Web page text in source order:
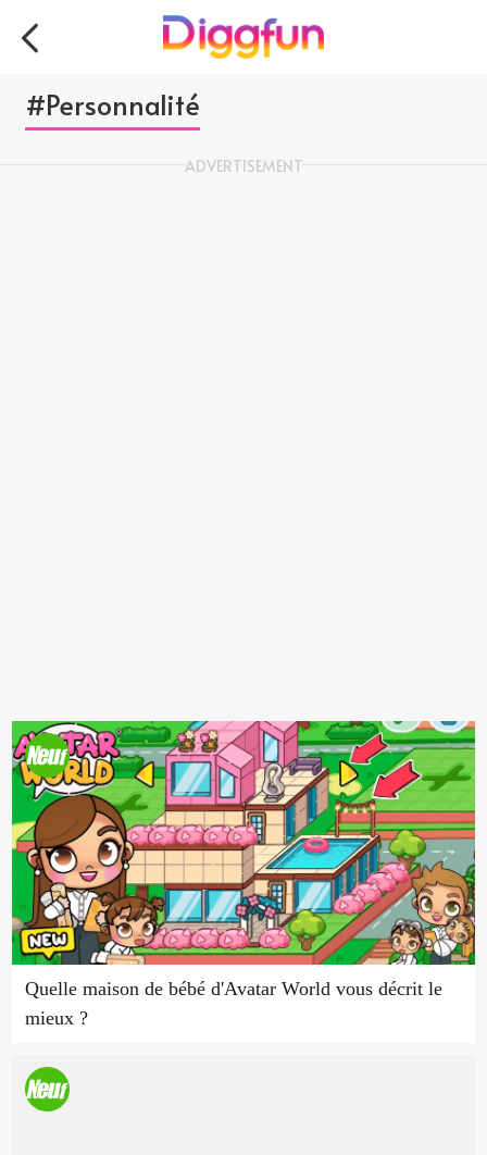
#Personnalité
ADVERTISEMENT
Quelle maison de bébé d'Avatar World vous décrit le
mieux ?